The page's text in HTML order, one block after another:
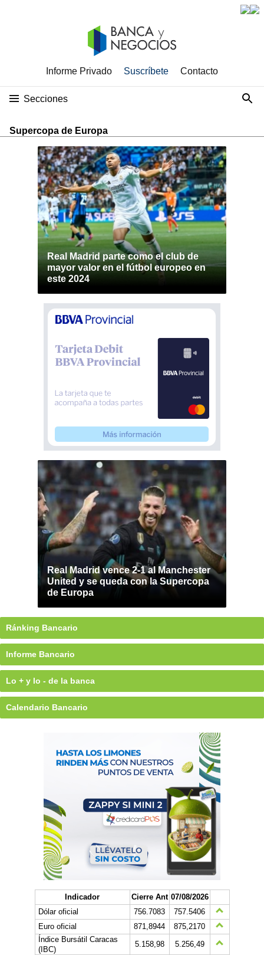
Informe Privado Suscríbete Contacto
Secciones
Supercopa de Europa
Real Madrid parte como el club de
mayor valor en el fútbol europeo en
este 2024
Real Madrid vence 2-1 al Manchester
United y se queda con la Supercopa
de Europa
Ránking Bancario
Informe Bancario
Lo + y lo - de la banca
Calendario Bancario
Indicador Cierre Ant 07/08/2026
Dólar oficial
756.7083
757.5406
Euro oficial
871,8944
875,2170
Índice Bursátil Caracas
(IBC)
5.158,98
5.256,49